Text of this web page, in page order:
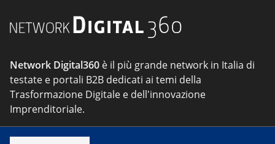
Network Digital360 è il più grande network in Italia di
testate e portali B2B dedicati ai temi della
Trasformazione Digitale e dell'innovazione
Imprenditoriale.